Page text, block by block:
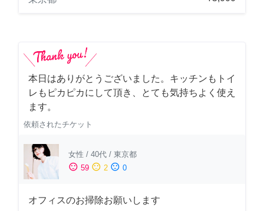
本日はありがとうございました。キッチンもトイ
レもピカピカにして頂き、とても気持ちよく使え
ます。
依頼されたチケット
女性 / 40代 / 東京都
sentiment_satisfied 59 sentiment_neutral 2 sentiment_dissatisfied 0
オフィスのお掃除お願いします